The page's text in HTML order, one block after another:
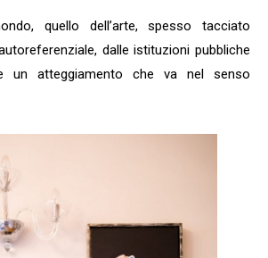
quello dell’arte, spesso tacciato
dalle istituzioni pubbliche
un atteggiamento che va nel senso